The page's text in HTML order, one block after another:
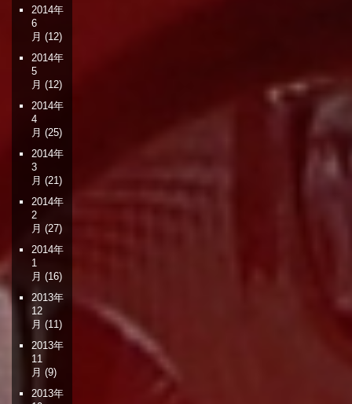
2014年
6
月 (12)
2014年
5
月 (12)
2014年
4
月 (25)
2014年
3
月 (21)
2014年
2
月 (27)
2014年
1
月 (16)
2013年
12
月 (11)
2013年
11
月 (9)
2013年